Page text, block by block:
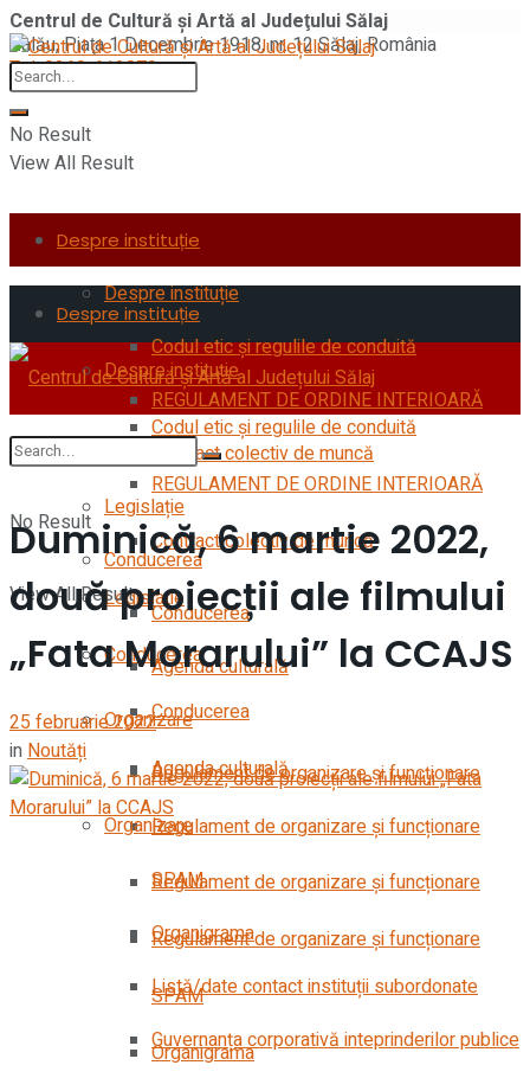
Centrul de Cultură şi Artă al Judeţului Sălaj
Zalău, Piaţa 1 Decembrie 1918, nr. 12 Sălaj, România
Tel: 0260-612870
No Result
View All Result
Despre instituție
Despre instituție
Codul etic şi regulile de conduită
REGULAMENT DE ORDINE INTERIOARĂ
Contract colectiv de muncă
Legislație
Conducerea
Conducerea
Agenda culturală
Organizare
Regulament de organizare și funcționare
Regulament de organizare și funcționare
SPAM
Organigrama
Listă/date contact instituții subordonate
Guvernanța corporativă inteprinderilor publice
Despre instituție
Despre instituție
Codul etic şi regulile de conduită
REGULAMENT DE ORDINE INTERIOARĂ
Contract colectiv de muncă
Legislație
Conducerea
Conducerea
Agenda culturală
Organizare
Regulament de organizare și funcționare
Regulament de organizare și funcționare
SPAM
Organigrama
No Result
View All Result
Duminică, 6 martie 2022,
două proiecții ale filmului
„Fata Morarului” la CCAJS
25 februarie 2022
inNoutăți